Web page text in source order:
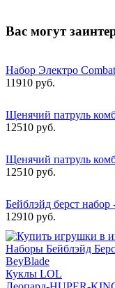
Вас могут
Набор Электро
11910 руб.
Щенячий патруль
12510 руб.
Щенячий патруль
12510 руб.
Бейблэйд берст набор
12910 руб.
Наборы Бейблэйд
BeyBlade
Куклы LOL